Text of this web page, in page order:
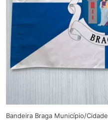
Bandeira Braga Município/Cidade